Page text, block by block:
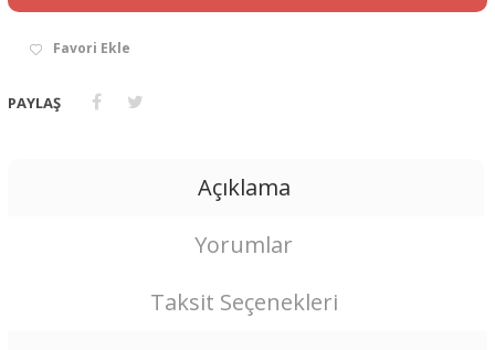
Favori Ekle
PAYLAŞ
Açıklama
Yorumlar
Taksit Seçenekleri